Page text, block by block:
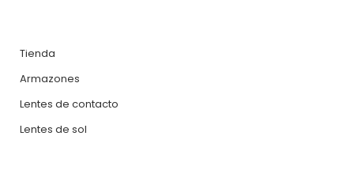
Tienda
Armazones
Lentes de contacto
Lentes de sol